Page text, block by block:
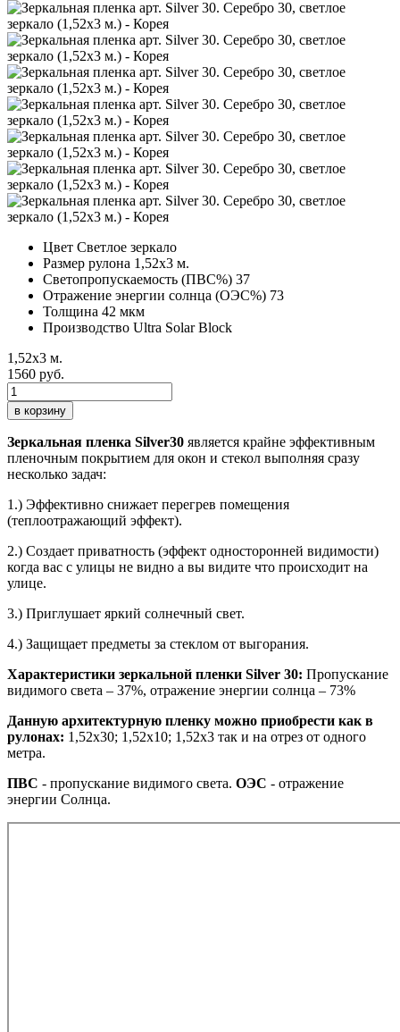
Цвет Светлое зеркало
Размер рулона 1,52х3 м.
Светопропускаемость (ПВС%) 37
Отражение энергии солнца (ОЭС%) 73
Толщина 42 мкм
Производство Ultra Solar Block
1,52х3 м.
1560 руб.
в корзину
Зеркальная пленка Silver30 является крайне эффективным
пленочным покрытием для окон и стекол выполняя сразу
несколько задач:
1.) Эффективно снижает перегрев помещения
(теплоотражающий эффект).
2.) Создает приватность (эффект односторонней видимости)
когда вас с улицы не видно а вы видите что происходит на
улице.
3.) Приглушает яркий солнечный свет.
4.) Защищает предметы за стеклом от выгорания.
Характеристики зеркальной пленки Silver 30: Пропускание
видимого света – 37%, отражение энергии солнца – 73%
Данную архитектурную пленку можно приобрести как в
рулонах: 1,52х30; 1,52х10; 1,52x3 так и на отрез от одного
метра.
ПВС - пропускание видимого света. ОЭС - отражение
энергии Солнца.